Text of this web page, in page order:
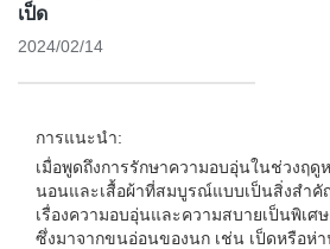
เป็ด
2024/02/14
การแนะนำ:
เมื่อพูดถึงการรักษาความอบอุ่นในช่วงฤดู
นอนและเสื้อผ้าที่สมบูรณ์แบบเป็นสิ่งสำ
เรื่องความอบอุ่นและความสบายเป็นพิเ
ซึ่งมาจากขนอ่อนของนก เช่น เป็ดหรือห่